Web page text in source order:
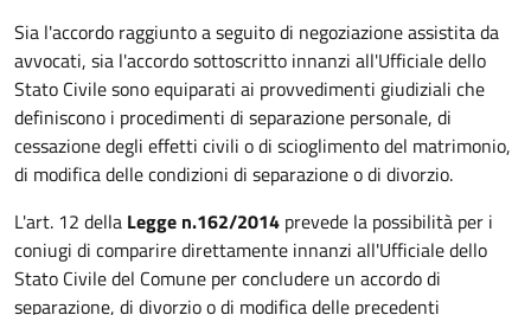
Sia l'accordo raggiunto a seguito di negoziazione assistita da
avvocati, sia l'accordo sottoscritto innanzi all'Ufficiale dello
Stato Civile sono equiparati ai provvedimenti giudiziali che
definiscono i procedimenti di separazione personale, di
cessazione degli effetti civili o di scioglimento del matrimonio,
di modifica delle condizioni di separazione o di divorzio.
L'art. 12 della Legge n.162/2014 prevede la possibilità per i
coniugi di comparire direttamente innanzi all'Ufficiale dello
Stato Civile del Comune per concludere un accordo di
separazione, di divorzio o di modifica delle precedenti